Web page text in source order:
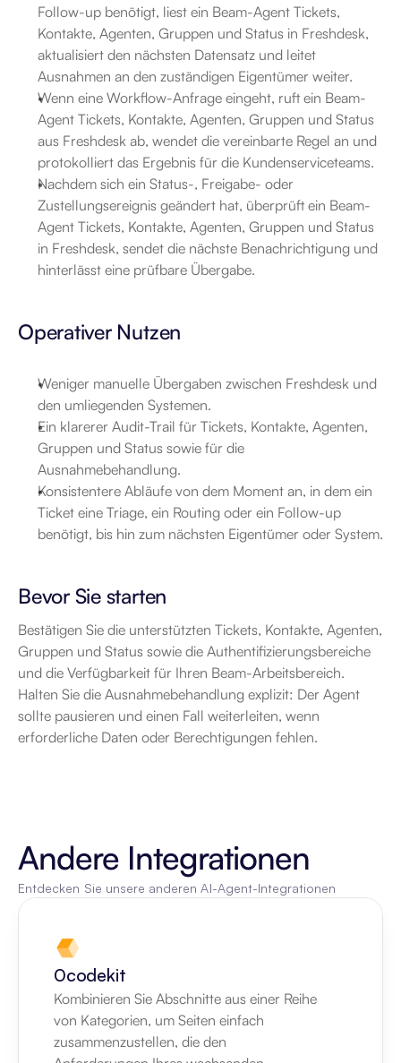
Follow-up benötigt, liest ein Beam-Agent Tickets,
Kontakte, Agenten, Gruppen und Status in Freshdesk,
aktualisiert den nächsten Datensatz und leitet
Ausnahmen an den zuständigen Eigentümer weiter.
Wenn eine Workflow-Anfrage eingeht, ruft ein Beam-
Agent Tickets, Kontakte, Agenten, Gruppen und Status
aus Freshdesk ab, wendet die vereinbarte Regel an und
protokolliert das Ergebnis für die Kundenserviceteams.
Nachdem sich ein Status-, Freigabe- oder
Zustellungsereignis geändert hat, überprüft ein Beam-
Agent Tickets, Kontakte, Agenten, Gruppen und Status
in Freshdesk, sendet die nächste Benachrichtigung und
hinterlässt eine prüfbare Übergabe.
Operativer Nutzen
Weniger manuelle Übergaben zwischen Freshdesk und
den umliegenden Systemen.
Ein klarerer Audit-Trail für Tickets, Kontakte, Agenten,
Gruppen und Status sowie für die
Ausnahmebehandlung.
Konsistentere Abläufe von dem Moment an, in dem ein
Ticket eine Triage, ein Routing oder ein Follow-up
benötigt, bis hin zum nächsten Eigentümer oder System.
Bevor Sie starten
Bestätigen Sie die unterstützten Tickets, Kontakte, Agenten,
Gruppen und Status sowie die Authentifizierungsbereiche
und die Verfügbarkeit für Ihren Beam-Arbeitsbereich.
Halten Sie die Ausnahmebehandlung explizit: Der Agent
sollte pausieren und einen Fall weiterleiten, wenn
erforderliche Daten oder Berechtigungen fehlen.
Andere Integrationen
Entdecken Sie unsere anderen AI-Agent-Integrationen
0codekit
Kombinieren Sie Abschnitte aus einer Reihe
von Kategorien, um Seiten einfach
zusammenzustellen, die den